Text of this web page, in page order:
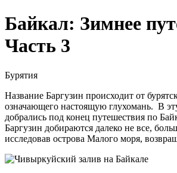
Байкал: Зимнее
Часть 3
Бурятия
Название Баргузин происходит от
означающего настоящую глухомань. В
добрались под конец путешествия по
Баргузин добираются далеко не все,
исследовав острова Малого моря,